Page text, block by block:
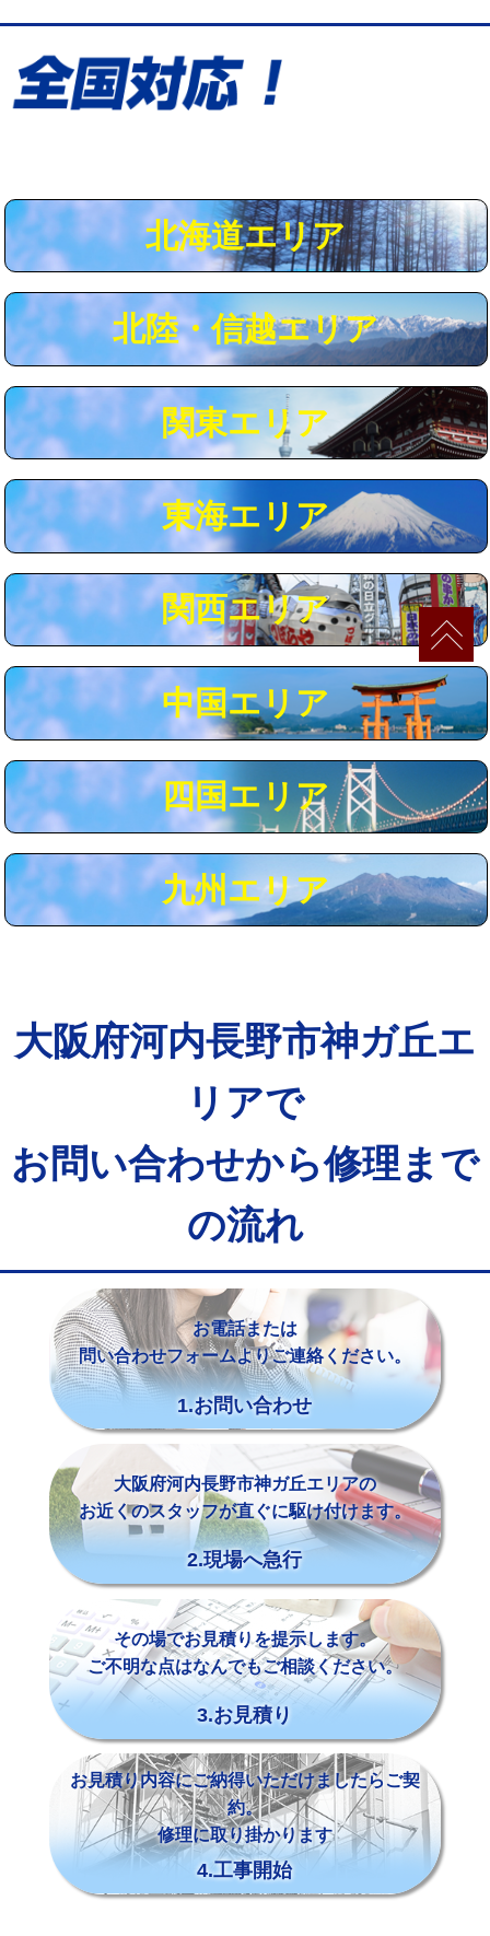
給水管工事※（土の掘削・埋め戻し作
業)
用（追加）/3ｍ超え)
給水管工事※（ライニング鋼管・銅
44,000円
給水管工事※（ライニング鋼管・銅
管・ポリ管・HT管使用/3ｍ超え)
+8,800円
マス交換（土の掘削・埋め戻し作業） 11,000円~
マス交換（深さ50㎝未満） 55,000円
マス交換（深さ50㎝以上） 66,000円
コンクリート斫り（厚さ10㎝まで） 27,500円
コンクリート斫り（厚さ10㎝超え） 38,500円
モルタル補修（厚さ10㎝まで） 27,500円
追加人工 16,500円
※給水管工事は20mmまでの価格です。
北海道エリア
北陸・信越エリア
関東エリア
東海エリア
関西エリア
中国エリア
四国エリア
九州エリア
大阪府河内長野市神ガ丘エ
リアで
お問い合わせから修理まで
の流れ
お電話または
問い合わせフォームよりご連絡ください。
1.お問い合わせ
大阪府河内長野市神ガ丘エリアの
お近くのスタッフが直ぐに駆け付けます。
2.現場へ急行
その場でお見積りを提示します。
ご不明な点はなんでもご相談ください。
3.お見積り
お見積り内容にご納得いただけましたらご契
約。
修理に取り掛かります
4.工事開始